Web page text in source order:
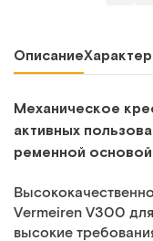
Описание
Механическое
активных
ременной основой
Vermeiren V300
высокие